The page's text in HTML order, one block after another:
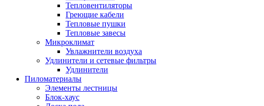
Тепловентиляторы
Греющие кабели
Тепловые пушки
Тепловые завесы
Микроклимат
Увлажнители воздуха
Удлинители и сетевые фильтры
Удлинители
Пиломатериалы
Элементы лестницы
Блок-хаус